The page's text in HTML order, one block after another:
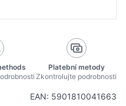
EAN: 5901810041663
Platební metody
Zkontrolujte podrobnosti